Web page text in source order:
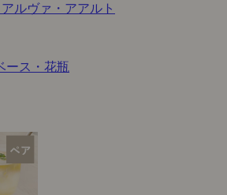
ルヴァ・アアルト
ース・花瓶